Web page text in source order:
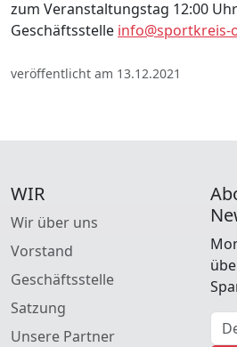
zum Veranstaltungstag 12:00
Geschäftsstelle info@sportkreis-
veröffentlicht am 13.12.2021
WIR
Wir über uns
Vorstand
Geschäftsstelle
Satzung
Unsere Partner
E-